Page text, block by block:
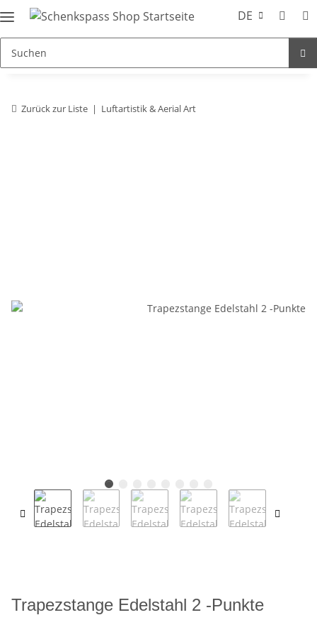
DE
Zurück zur Liste Luftartistik & Aerial Art
Trapezstange Edelstahl 2 -Punkte